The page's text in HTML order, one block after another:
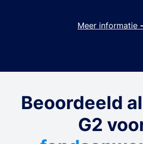
Meer informatie
Beoordeeld
G2